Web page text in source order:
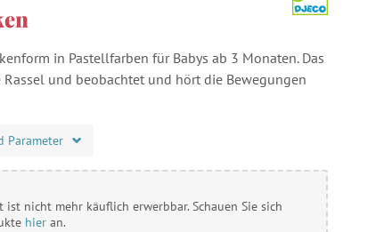
in Pastellfarben für Babys ab 3 Monaten. Das
Rassel und beobachtet und hört die Bewegungen
Parameter
ist nicht mehr käuflich erwerbbar. Schauen Sie sich
hier an.